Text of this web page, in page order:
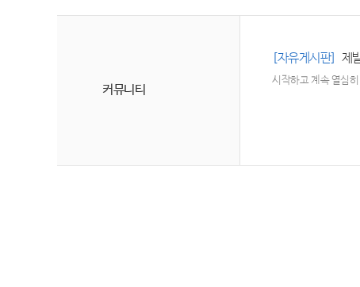
커뮤니티
[자유게시판] 제
시작하고 계속 열심